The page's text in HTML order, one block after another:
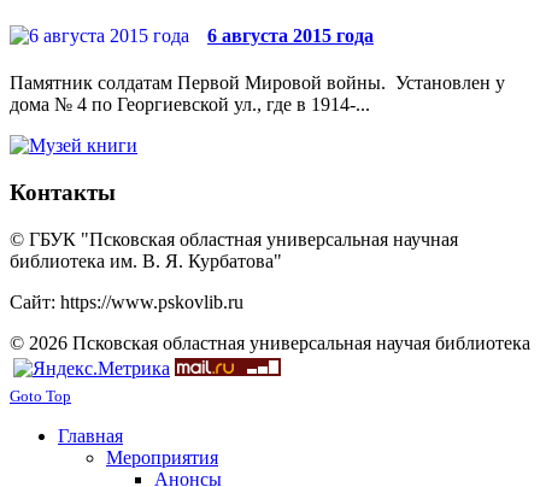
6 августа 2015 года
Памятник солдатам Первой Мировой войны. Установлен у
дома № 4 по Георгиевской ул., где в 1914-...
Контакты
© ГБУК "Псковская областная универсальная научная
библиотека им. В. Я. Курбатова"
Сайт: https://www.pskovlib.ru
© 2026 Псковская областная универсальная научая библиотека
Goto Top
Главная
Мероприятия
Анонсы